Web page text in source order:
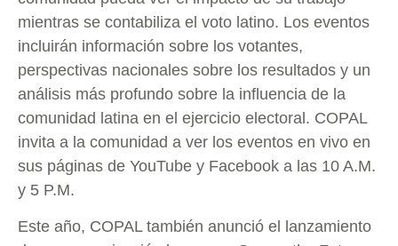
mientras se contabiliza el voto latino. Los eventos
incluirán información sobre los votantes,
perspectivas nacionales sobre los resultados y un
análisis más profundo sobre la influencia de la
comunidad latina en el ejercicio electoral. COPAL
invita a la comunidad a ver los eventos en vivo en
sus páginas de YouTube y Facebook a las 10 A.M.
y 5 P.M.
Este año, COPAL también anunció el lanzamiento